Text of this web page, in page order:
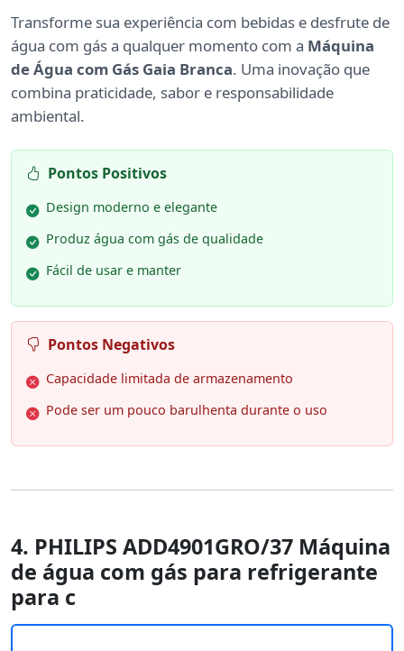
Transforme sua experiência com bebidas e desfrute de
água com gás a qualquer momento com a Máquina
de Água com Gás Gaia Branca. Uma inovação que
combina praticidade, sabor e responsabilidade
ambiental.
Pontos Positivos
Design moderno e elegante
Produz água com gás de qualidade
Fácil de usar e manter
Pontos Negativos
Capacidade limitada de armazenamento
Pode ser um pouco barulhenta durante o uso
4. PHILIPS ADD4901GRO/37 Máquina
de água com gás para refrigerante
para c